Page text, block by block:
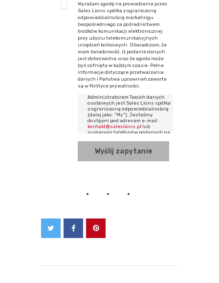
Wyrażam zgodę na prowadzenie przez
Sales Lions spółka z ograniczoną
odpowiedzialnością marketingu
bezpośredniego za pośrednictwem
środków komunikacji elektronicznej
przy użyciu telekomunikacyjnych
urządzeń końcowych. Oświadczam, że
mam świadomość, iż podanie danych
jest dobrowolne, oraz że zgoda może
być cofnięta w każdym czasie. Pełne
informacje dotyczące przetwarzania
danych i Państwa uprawnień zawarte
są w Polityce prywatności.
Administratorem Twoich danych
osobowych jest Sales Lions spółka
z ograniczoną odpowiedzialnością
(dalej jako: "My"). Jesteśmy
dostępni pod adresem e-mail
kontakt@saleslions.pl lub
numerami telefonów podanych na
podstawie Twojej zgody, w celach
związanych z komunikacją
pomiędzy nami a Tobą, przez okres
razie takiej konieczności dane mogą
ich sprostowania, usunięcia,
ograniczenia przetwarzania,
przenoszenia, wniesienia
sprzeciwu, wniesienia skargi do
danych nie podejmujemy